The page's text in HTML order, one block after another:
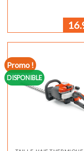
Promo !
DISPONIBLE